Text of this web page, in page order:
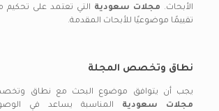
الأبحاث. مجلات سعودية التي تعتمد على تحكيم
تقييمًا موضوعيًا للأبحاث المقدمة.
نطاق وتخصص المجلة
يجب أن يتوافق موضوع البحث مع نطاق وتخصص
مجلات سعودية المناسبة يساعد في